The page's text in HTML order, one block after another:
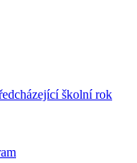
školní rok